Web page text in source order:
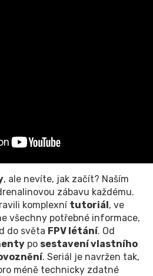
, ale nevíte, jak začít? Naším
zábavu každému.
komplexní tutoriál, ve
všechny potřebné informace,
do světa FPV létání. Od
po sestavení vlastního
. Seriál je navržen tak,
méně technicky zdatné